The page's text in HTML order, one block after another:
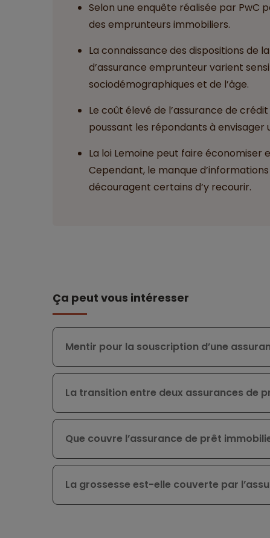
Selon une enquête réalisée par PwC
des emprunteurs immobiliers.
La connaissance des dispositions de
d’assurance emprunteur varient
sociodémographiques et de l’âge.
Le coût élevé de l’assurance de
poussant les répondants à
La loi Lemoine peut faire économiser
Cependant, le manque
découragent certains d’y recourir.
Ça peut vous intéresser
Mentir pour la souscription d’une
La transition entre deux assurances de
Que couvre l’assurance de prêt
La grossesse est-elle couverte par